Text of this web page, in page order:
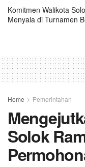
Komitmen Walikota
Menyala di Turnamen
Home Pemerintahan
Solok